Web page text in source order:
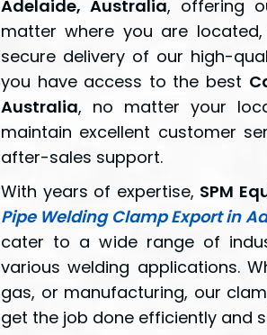
Adelaide, Australia, offering
matter where you are
secure delivery of our high-
you have access to the best
Australia, no matter your
maintain excellent customer
after-sales support.
With years of expertise, SPM
Pipe Welding Clamp Export in
cater to a wide range of
various welding applications.
gas, or manufacturing, our
get the job done efficiently and